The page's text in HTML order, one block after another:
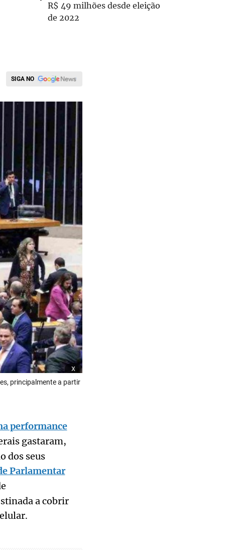
R$ 49 milhões desde eleição
de 2022
SIGA NO
x
principalmente a partir
performance
gastaram,
dos seus
Parlamentar
a cobrir